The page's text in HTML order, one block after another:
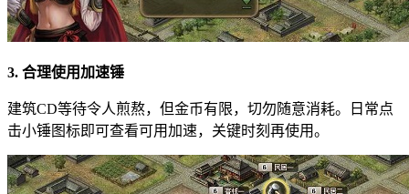
3. 合理使用加速锤
建筑CD等待令人煎熬，但金币有限，切勿随意消耗。日常点
击小锤图标即可查看可用加速，关键时刻再使用。